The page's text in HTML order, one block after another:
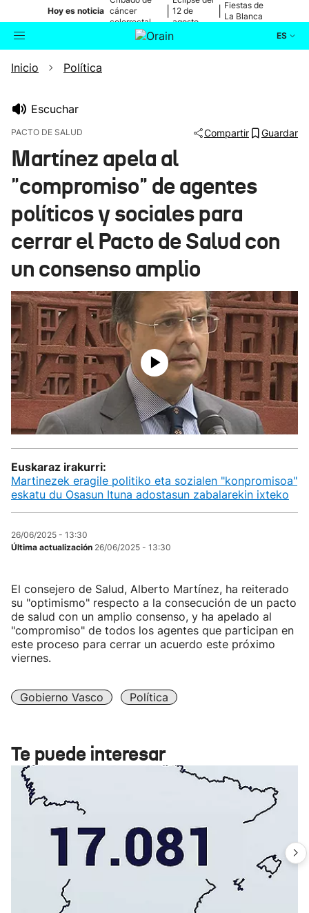
Hoy es noticia cáncer
colorrectal
12 de
agosto
Fiestas de
La Blanca
ES
Buscador
Ikusmiran
Eguraldia
Inicio Política
Escuchar
PACTO DE SALUD Compartir Guardar
Martínez apela al
"compromiso" de agentes
políticos y sociales para
cerrar el Pacto de Salud con
un consenso amplio
Euskaraz irakurri:
Martinezek eragile politiko eta sozialen "konpromisoa"
eskatu du Osasun Ituna adostasun zabalarekin ixteko
26/06/2025 - 13:30
Última actualización 26/06/2025 - 13:30
El consejero de Salud, Alberto Martínez, ha reiterado
su "optimismo" respecto a la consecución de un pacto
de salud con un amplio consenso, y ha apelado al
"compromiso" de todos los agentes que participan en
este proceso para cerrar un acuerdo este próximo
viernes.
Gobierno Vasco Política
Te puede interesar